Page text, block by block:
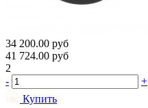
34 200.00 руб
41 724.00 руб
2
-
+
Купить